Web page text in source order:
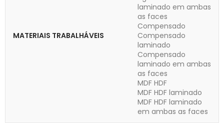
MATERIAIS TRABALHÁVEIS
laminado em ambas
as faces
Compensado
Compensado
laminado
Compensado
laminado em ambas
as faces
MDF HDF
MDF HDF laminado
MDF HDF laminado
em ambas as faces